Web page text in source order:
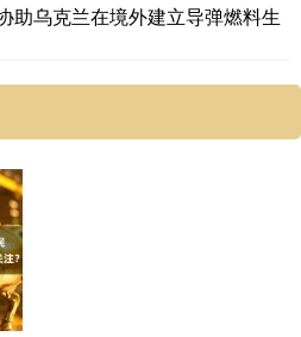
助乌克兰在境外建立导弹燃料生